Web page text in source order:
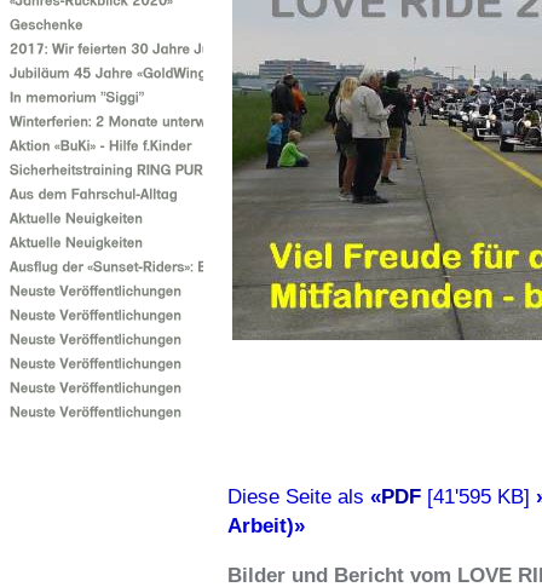
Diese Seite als «PDF [41'595 KB]
Arbeit)»
Bilder und Bericht vom LOVE